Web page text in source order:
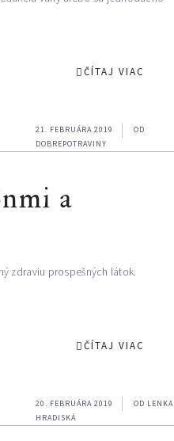
ČÍTAJ VIAC
21. FEBRUÁRA 2019
OD
DOBREPOTRAVINY
a
zdraviu prospešných látok.
ČÍTAJ VIAC
20. FEBRUÁRA 2019 OD LENKA
HRADISKÁ